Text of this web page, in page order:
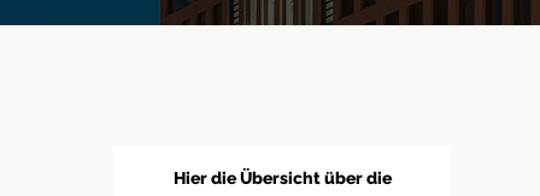
Hier die Übersicht über die